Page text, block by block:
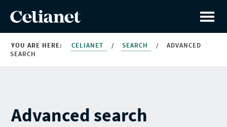
YOU ARE HERE: CELIANET / SEARCH /
ADVANCED
SEARCH
Advanced search